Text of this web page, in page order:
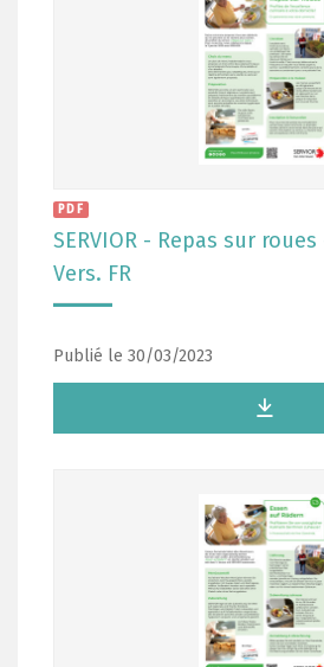
PDF
SERVIOR - Repas sur
Vers. FR
Publié le 30/03/2023